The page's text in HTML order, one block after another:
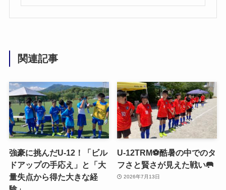
関連記事
強豪に挑んだU-12！「ビル
ドアップの手応え」と「大
量失点から得た大きな経
U-12TRM⚽️酷暑の中でのタ
フさと賢さが見えた戦い🥅
2026年7月13日